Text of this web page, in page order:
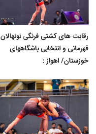
رقابت های کشتی فرنگی نونهالان
قهرمانی و انتخابی باشگاههای
خوزستان/ اهواز :